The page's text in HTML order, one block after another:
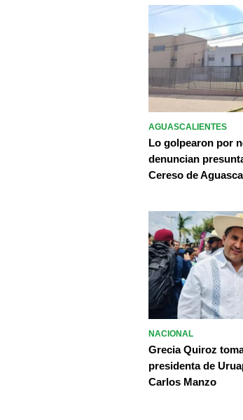
AGUASCALIENTES
Lo golpearon por
denuncian
Cereso de
NACIONAL
Grecia Quiroz
presidenta de
Carlos Manzo